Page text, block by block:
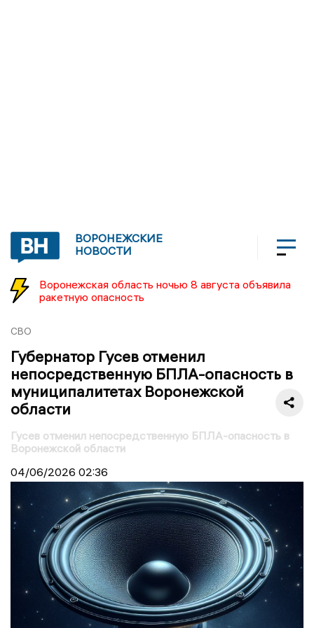
ВОРОНЕЖСКИЕ
НОВОСТИ
Воронежская область ночью 8 августа объявила
ракетную опасность
СВО
Губернатор Гусев отменил
непосредственную БПЛА-опасность в
муниципалитетах Воронежской
области
Гусев отменил непосредственную БПЛА-опасность в
Воронежской области
04/06/2026 02:36